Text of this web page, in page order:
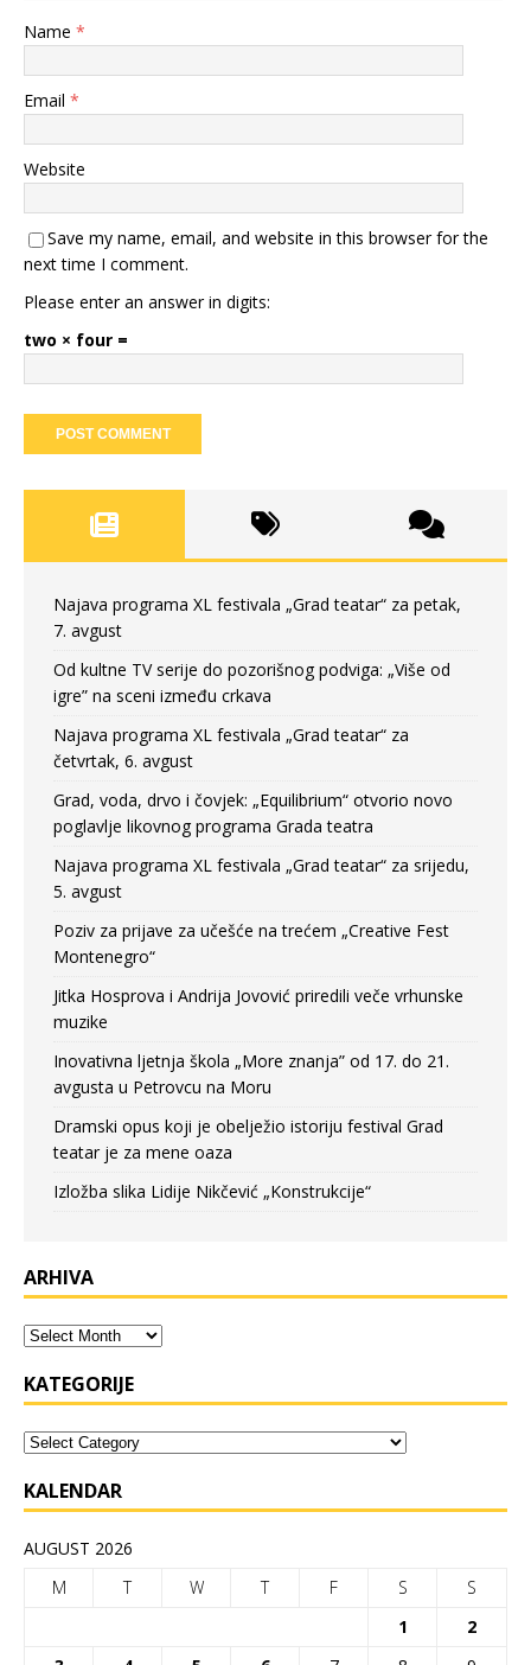
Name *
Email *
Website
Save my name, email, and website in this browser for the
next time I comment.
Please enter an answer in digits:
two × four =
Najava programa XL festivala „Grad teatar“ za petak,
7. avgust
Od kultne TV serije do pozorišnog podviga: „Više od
igre” na sceni između crkava
Najava programa XL festivala „Grad teatar“ za
četvrtak, 6. avgust
Grad, voda, drvo i čovjek: „Equilibrium“ otvorio novo
poglavlje likovnog programa Grada teatra
Najava programa XL festivala „Grad teatar“ za srijedu,
5. avgust
Poziv za prijave za učešće na trećem „Creative Fest
Montenegro“
Jitka Hosprova i Andrija Jovović priredili veče vrhunske
muzike
Inovativna ljetnja škola „More znanja” od 17. do 21.
avgusta u Petrovcu na Moru
Dramski opus koji je obelježio istoriju festival Grad
teatar je za mene oaza
Izložba slika Lidije Nikčević „Konstrukcije“
ARHIVA
KATEGORIJE
KALENDAR
AUGUST 2026
M
T W T F S
S
1
2